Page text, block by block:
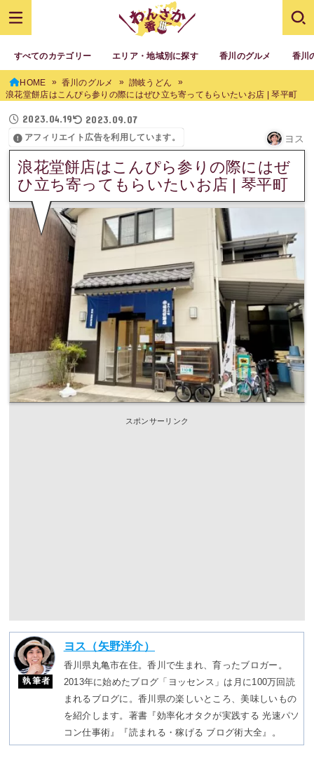
すべてのカテゴリー エリア・地域別に探す 香川のグルメ 香川
HOME 香川のグルメ
讃岐うどん
浪花堂餅店はこんぴら参りの際にはぜひ立ち寄ってもらいたいお店 | 琴平町
2023.04.19 2023.09.07
アフィリエイト広告を利用しています。 ヨス
浪花堂餅店はこんぴら参りの際にはぜ
ひ立ち寄ってもらいたいお店 | 琴平町
スポンサーリンク
執筆者
ヨス（矢野洋介）
香川県丸亀市在住。香川で生まれ、育ったブロガー。
2013年に始めたブログ「ヨッセンス」は月に100万回読
まれるブログに。香川県の楽しいところ、美味しいもの
を紹介します。著書『効率化オタクが実践する 光速パソ
コン仕事術』『読まれる・稼げる ブログ術大全』。